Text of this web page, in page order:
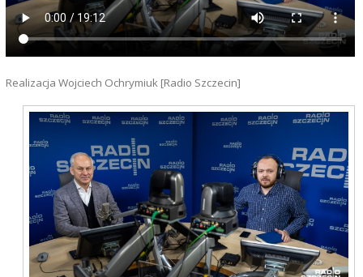
Realizacja Wojciech Ochrymiuk [Radio Szczecin]